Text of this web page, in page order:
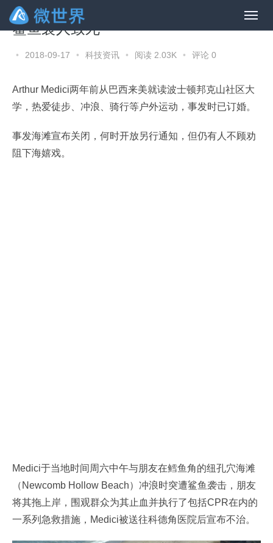
鲨鱼袭人致死
• 2018-09-17 • 科技资讯 • 阅读 2.03K • 评论 0
Arthur Medici两年前从巴西来美就读波士顿邦克山社区大
学，热爱徒步、冲浪、骑行等户外运动，事发时已订婚。
事发海滩宣布关闭，何时开放另行通知，但仍有人不顾劝
阻下海嬉戏。
Medici于当地时间周六中午与朋友在鳕鱼角的纽孔穴海滩
（Newcomb Hollow Beach）冲浪时突遭鲨鱼袭击，朋友
将其拖上岸，围观群众为其止血并执行了包括CPR在内的
一系列急救措施，Medici被送往科德角医院后宣布不治。